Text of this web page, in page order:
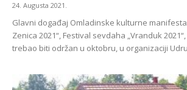
24. Augusta 2021.
Glavni događaj Omladinske kulturne
Zenica 2021“, Festival sevdaha „Vranduk
trebao biti održan u oktobru, u organizaciji